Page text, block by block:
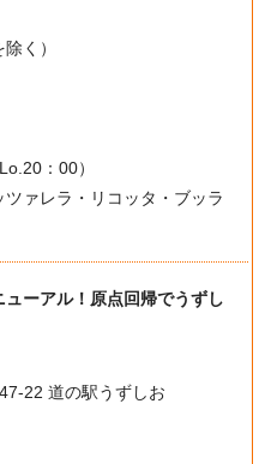
く）
：00）
ツァレラ・リコッタ・ブッラ
ーアル！原点回帰でうずし
22 道の駅うずしお